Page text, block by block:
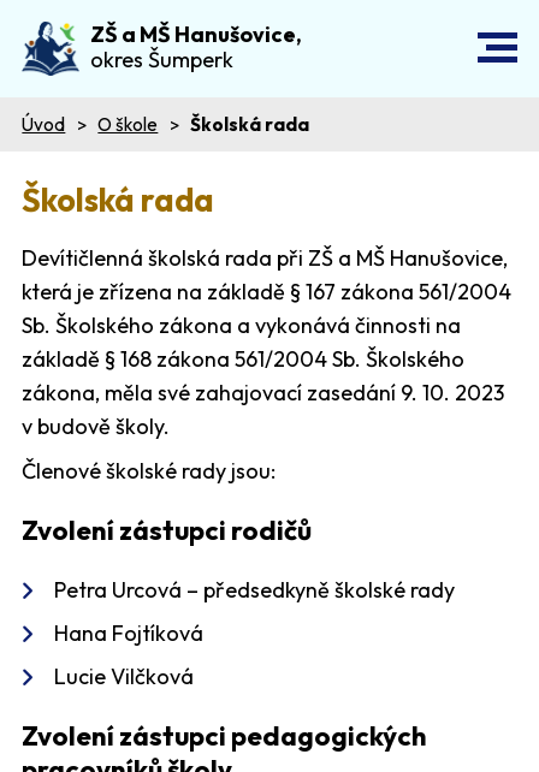
ZŠ a MŠ Hanušovice,
okres Šumperk
Úvod O škole Školská rada
Školská rada
Devítičlenná školská rada při ZŠ a MŠ Hanušovice,
která je zřízena na základě § 167 zákona 561/2004
Sb. Školského zákona a vykonává činnosti na
základě § 168 zákona 561/2004 Sb. Školského
zákona, měla své zahajovací zasedání 9. 10. 2023
v budově školy.
Členové školské rady jsou:
Zvolení zástupci rodičů
Petra Urcová – předsedkyně školské rady
Hana Fojtíková
Lucie Vilčková
Zvolení zástupci pedagogických